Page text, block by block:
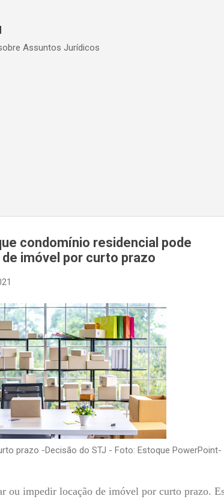
Assuntos Jurídicos
condomínio residencial pode
imóvel por curto prazo
prazo -Decisão do STJ - Foto: Estoque PowerPoint-
ou impedir locação de imóvel por curto prazo.